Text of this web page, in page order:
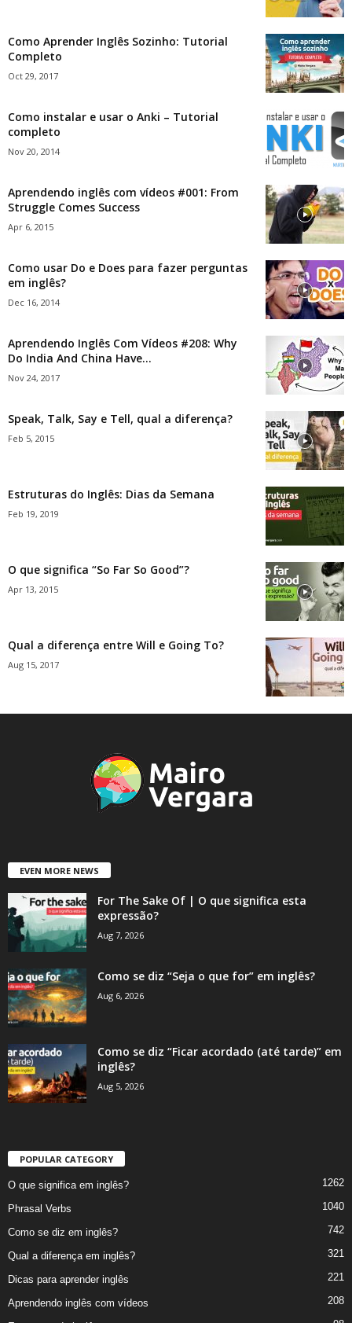
Como Aprender Inglês Sozinho: Tutorial
Completo
Oct 29, 2017
Como instalar e usar o Anki – Tutorial
completo
Nov 20, 2014
Aprendendo inglês com vídeos #001: From
Struggle Comes Success
Apr 6, 2015
Como usar Do e Does para fazer perguntas
em inglês?
Dec 16, 2014
Aprendendo Inglês Com Vídeos #208: Why
Do India And China Have...
Nov 24, 2017
Speak, Talk, Say e Tell, qual a diferença?
Feb 5, 2015
Estruturas do Inglês: Dias da Semana
Feb 19, 2019
O que significa “So Far So Good”?
Apr 13, 2015
Qual a diferença entre Will e Going To?
Aug 15, 2017
EVEN MORE NEWS
For The Sake Of | O que significa esta
expressão?
Aug 7, 2026
Como se diz “Seja o que for” em inglês?
Aug 6, 2026
Como se diz “Ficar acordado (até tarde)” em
inglês?
Aug 5, 2026
POPULAR CATEGORY
O que significa em inglês? 1262
Phrasal Verbs 1040
Como se diz em inglês? 742
Qual a diferença em inglês? 321
Dicas para aprender inglês 221
Aprendendo inglês com vídeos 208